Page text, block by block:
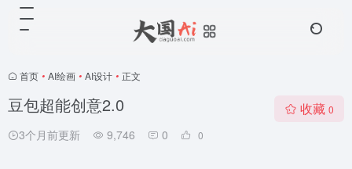
首页 • AI绘画 • AI设计 • 正文
豆包超能创意2.0
3个月前更新 9,746 0 0
收藏 0